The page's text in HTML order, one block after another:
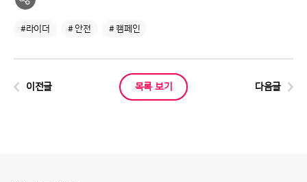
#라이더 # 안전 # 캠페인
이전글 목록 보기 다음글